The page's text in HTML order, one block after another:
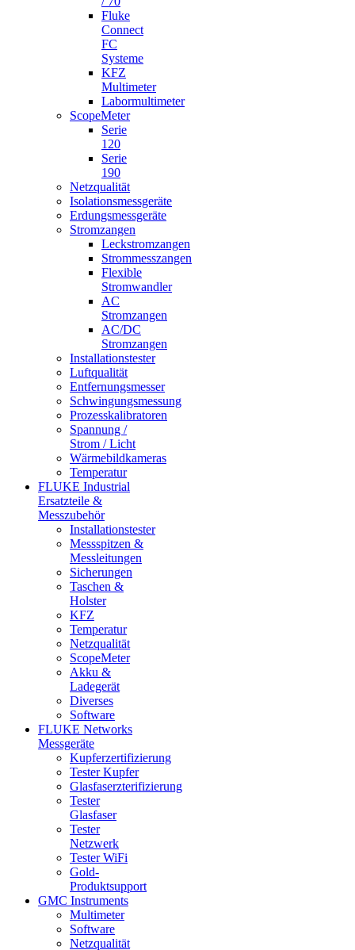
Fluke
Connect
FC
Systeme
KFZ
Multimeter
Labormultimeter
ScopeMeter
Serie
120
Serie
190
Netzqualität
Isolationsmessgeräte
Erdungsmessgeräte
Stromzangen
Leckstromzangen
Strommesszangen
Flexible
Stromwandler
AC
Stromzangen
AC/DC
Stromzangen
Installationstester
Luftqualität
Entfernungsmesser
Schwingungsmessung
Prozesskalibratoren
Spannung /
Strom / Licht
Wärmebildkameras
Temperatur
FLUKE Industrial
Ersatzteile &
Messzubehör
Installationstester
Messspitzen &
Messleitungen
Sicherungen
Taschen &
Holster
KFZ
Temperatur
Netzqualität
ScopeMeter
Akku &
Ladegerät
Diverses
Software
FLUKE Networks
Messgeräte
Kupferzertifizierung
Tester Kupfer
Glasfaserzterifizierung
Tester
Glasfaser
Tester
Netzwerk
Tester WiFi
Gold-
Produktsupport
GMC Instruments
Multimeter
Software
Netzqualität